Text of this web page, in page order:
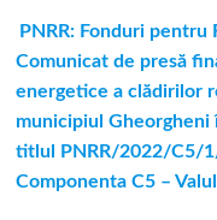
PNRR: Fonduri pentru
Comunicat de presă
energetice a clădirilor
municipiul
titlul PNRR/2022/C5/
Componenta C5 –